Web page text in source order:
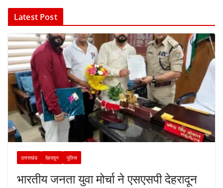
Latest Post
उत्तराखंड देहरादून पुलिस
भारतीय जनता युवा मोर्चा ने एसएसपी देहरादून